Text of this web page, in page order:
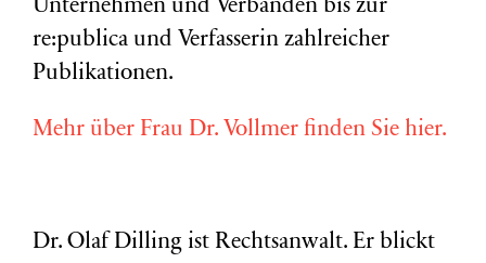
Unternehmen und Verbänden bis zur
re:publica und Verfasserin zahlreicher
Publikationen.
Mehr über Frau Dr. Vollmer finden Sie hier.
Dr. Olaf Dilling ist Rechtsanwalt. Er blickt